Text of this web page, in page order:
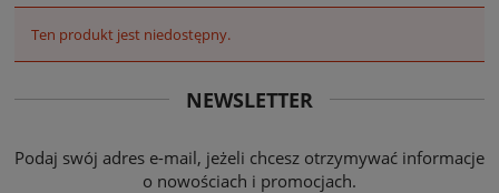
Ten produkt jest niedostępny.
NEWSLETTER
Podaj swój adres e-mail, jeżeli chcesz otrzymywać informacje
o nowościach i promocjach.